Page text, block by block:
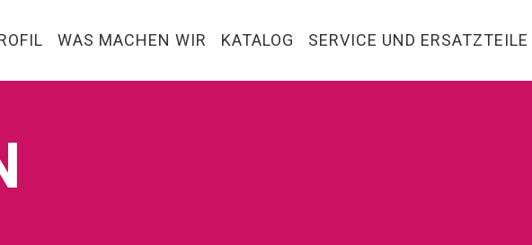
WAS MACHEN WIR KATALOG SERVICE UND ERSATZTEILE